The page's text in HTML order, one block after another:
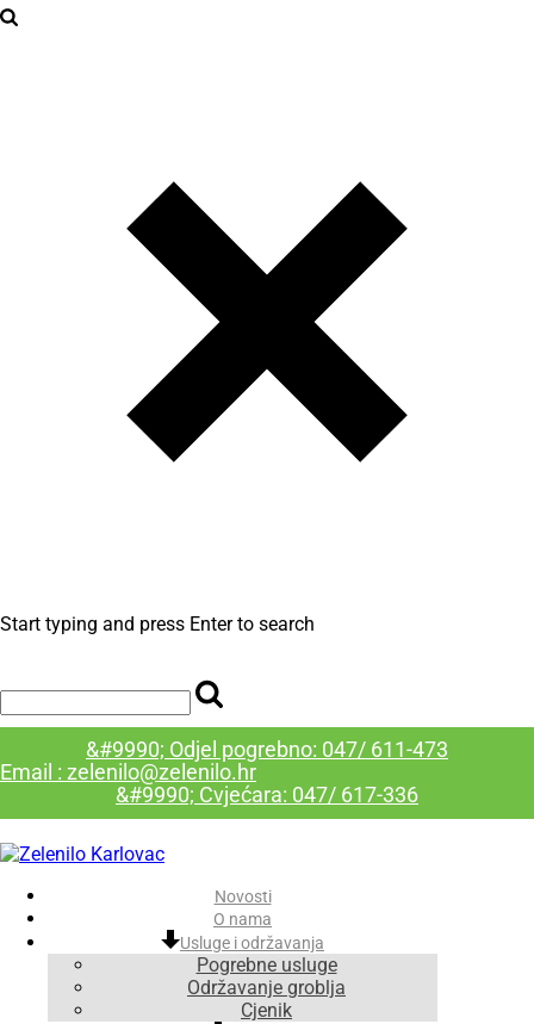
Start typing and press Enter to search
&#9990; Odjel pogrebno: 047/ 611-473
Email : zelenilo@zelenilo.hr
&#9990; Cvjećara: 047/ 617-336
Novosti
O nama
Usluge i održavanja
Pogrebne usluge
Održavanje groblja
Cjenik